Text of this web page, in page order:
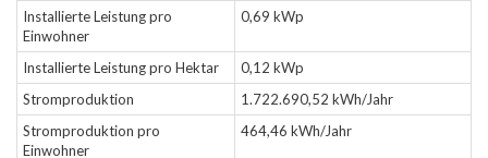
Installierte Leistung pro
Einwohner
0,69 kWp
Installierte Leistung pro Hektar
0,12 kWp
Stromproduktion
1.722.690,52 kWh/Jahr
Stromproduktion pro
Einwohner
464,46 kWh/Jahr